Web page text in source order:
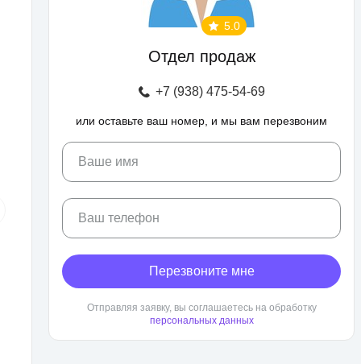
5.0
Отдел продаж
+7 (938) 475-54-69
или оставьте ваш номер, и мы вам перезвоним
Ваше имя
Ваш телефон
Перезвоните мне
Отправляя заявку, вы соглашаетесь на обработку
персональных данных